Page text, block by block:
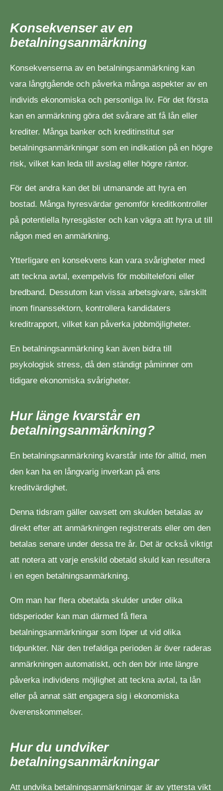
Konsekvenser av en
betalningsanmärkning
Konsekvenserna av en betalningsanmärkning kan
vara långtgående och påverka många aspekter av en
individs ekonomiska och personliga liv. För det första
kan en anmärkning göra det svårare att få lån eller
krediter. Många banker och kreditinstitut ser
betalningsanmärkningar som en indikation på en högre
risk, vilket kan leda till avslag eller högre räntor.
För det andra kan det bli utmanande att hyra en
bostad. Många hyresvärdar genomför kreditkontroller
på potentiella hyresgäster och kan vägra att hyra ut till
någon med en anmärkning.
Ytterligare en konsekvens kan vara svårigheter med
att teckna avtal, exempelvis för mobiltelefoni eller
bredband. Dessutom kan vissa arbetsgivare, särskilt
inom finanssektorn, kontrollera kandidaters
kreditrapport, vilket kan påverka jobbmöjligheter.
En betalningsanmärkning kan även bidra till
psykologisk stress, då den ständigt påminner om
tidigare ekonomiska svårigheter.
Hur länge kvarstår en
betalningsanmärkning?
En betalningsanmärkning kvarstår inte för alltid, men
den kan ha en långvarig inverkan på ens
kreditvärdighet.
Denna tidsram gäller oavsett om skulden betalas av
direkt efter att anmärkningen registrerats eller om den
betalas senare under dessa tre år. Det är också viktigt
att notera att varje enskild obetald skuld kan resultera
i en egen betalningsanmärkning.
Om man har flera obetalda skulder under olika
tidsperioder kan man därmed få flera
betalningsanmärkningar som löper ut vid olika
tidpunkter. När den trefaldiga perioden är över raderas
anmärkningen automatiskt, och den bör inte längre
påverka individens möjlighet att teckna avtal, ta lån
eller på annat sätt engagera sig i ekonomiska
överenskommelser.
Hur du undviker
betalningsanmärkningar
Att undvika betalningsanmärkningar är av yttersta vikt